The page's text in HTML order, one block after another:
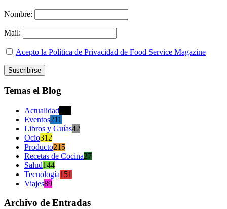
Nombre:
Mail:
Acepto la Política de Privacidad de Food Service Magazine
Temas el Blog
Actualidad
Eventos211
Libros y Guías42
Ocio312
Producto215
Recetas de Cocina27
Salud144
Tecnología151
Viajes89
Archivo de Entradas